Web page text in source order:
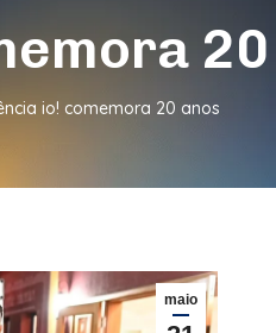
io! comemora 20 anos
maio